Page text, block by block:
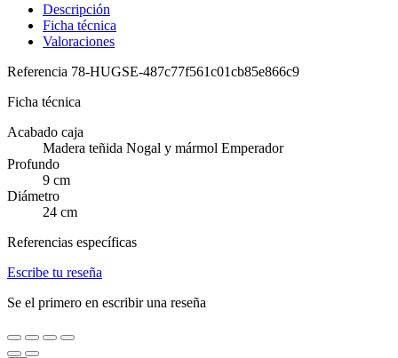
Descripción
Ficha técnica
Valoraciones
Referencia 78-HUGSE-487c77f561c01cb85e866c9
Ficha técnica
Acabado caja
Madera teñida Nogal y mármol Emperador
Profundo
9 cm
Diámetro
24 cm
Referencias específicas
Escribe tu reseña
Se el primero en escribir una reseña